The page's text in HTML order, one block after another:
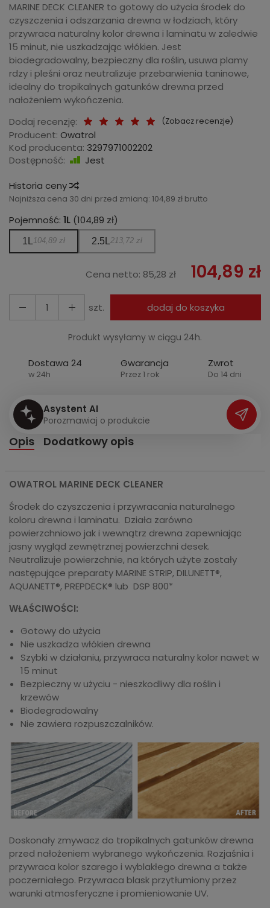
MARINE DECK CLEANER to gotowy do użycia środek do
czyszczenia i odszarzania drewna w łodziach, który
przywraca naturalny kolor drewna i laminatu w zaledwie
15 minut, nie uszkadzając włókien. Jest
biodegradowalny, bezpieczny dla roślin, usuwa plamy
rdzy i pleśni oraz neutralizuje przebarwienia taninowe,
idealny do tropikalnych gatunków drewna przed
nałożeniem wykończenia.
Dodaj recenzję:
(Zobacz recenzje)
Producent: Owatrol
Kod producenta: 3297971002202
Dostępność:
Jest
Historia ceny
Najniższa cena 30 dni przed zmianą: 104,89 zł brutto
Pojemność: 1L (104,89 zł)
1L 104,89 zł 2.5L 213,72 zł
Cena netto: 85,28 zł 104,89 zł
szt. dodaj do koszyka
Produkt wysyłamy w ciągu 24h.
Dostawa 24
w 24h
Gwarancja
Przez 1 rok
Zwrot
Do 14 dni
Asystent AI
Porozmawiaj o produkcie
Opis Dodatkowy opis
OWATROL MARINE DECK CLEANER
Środek do czyszczenia i przywracania naturalnego
koloru drewna i laminatu. Działa zarówno
powierzchniowo jak i wewnątrz drewna zapewniając
jasny wygląd zewnętrznej powierzchni desek.
Neutralizuje powierzchnie, na których użyte zostały
następujące preparaty MARINE STRIP, DILUNETT®,
AQUANETT®, PREPDECK® lub DSP 800*
WŁAŚCIWOŚCI:
Gotowy do użycia
Nie uszkadza włókien drewna
Szybki w działaniu, przywraca naturalny kolor nawet w
15 minut
Bezpieczny w użyciu - nieszkodliwy dla roślin i
krzewów
Biodegradowalny
Nie zawiera rozpuszczalników.
Doskonały zmywacz do tropikalnych gatunków drewna
przed nałożeniem wybranego wykończenia. Rozjaśnia i
przywraca kolor szarego i wyblakłego drewna a także
poczerniałego. Przywraca blask przytłumiony przez
warunki atmosferyczne i promieniowanie UV.